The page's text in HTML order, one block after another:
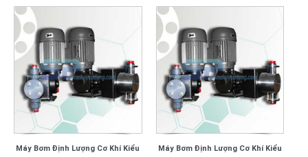
Máy Bơm Định Lượng Cơ Khí Kiểu
Máy Bơm Định Lượng Cơ Khí Kiểu